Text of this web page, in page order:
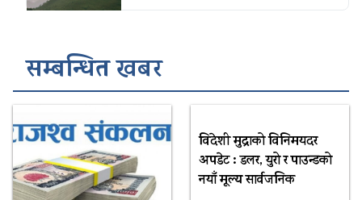
सम्बन्धित खबर
विदेशी मुद्राको विनिमयदर
अपडेट : डलर, युरो र पाउन्डको
नयाँ मूल्य सार्वजनिक